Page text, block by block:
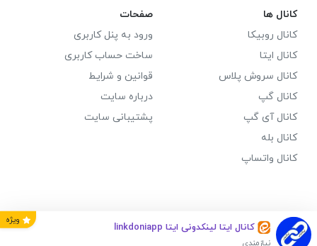
کانال ها
کانال روبیکا
کانال ایتا
کانال سروش پلاس
کانال گپ
کانال آی گپ
کانال بله
کانال واتساپ
صفحات
ورود به پنل کاربری
ساخت حساب کاربری
قوانین و شرایط
درباره سایت
پشتیبانی سایت
ویژه
کانال ایتا لینکدونی ایتا linkdoniapp
نیازمندی